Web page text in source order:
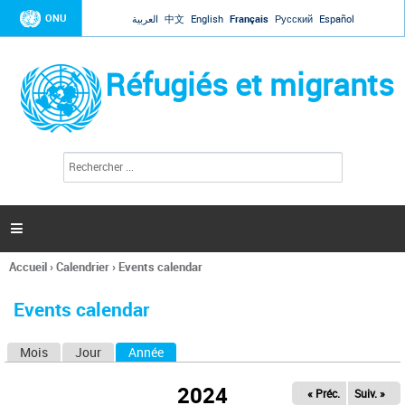
Jump to navigation
ONU العربية 中文 English Français Русский Español
Réfugiés et migrants
l
c
h
e

Vous
ici
Accueil›Calendrier› Events calendar
Events calendar
Mois Jour Année
2024 « Préc. Suiv. »